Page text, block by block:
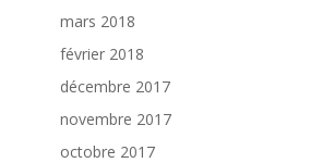
mars 2018
février 2018
décembre 2017
novembre 2017
octobre 2017